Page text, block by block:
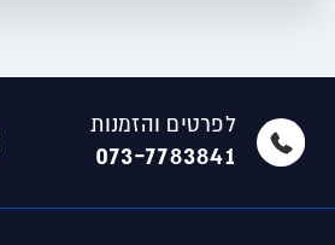
לפרטים והזמנות
073-7783841